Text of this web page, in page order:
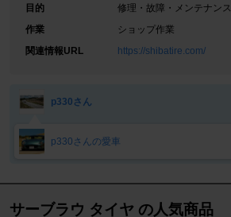
目的
修理・故障・メンテナンス
作業
ショップ作業
関連情報URL
https://shibatire.com/
p330さん
p330さんの愛車
サーブラウ タイヤ の人気商品